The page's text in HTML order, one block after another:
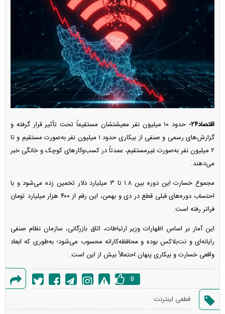
اقتصاد۲۴-
حدود ۱۰ میلیون نفر معیشتشان مستقیماً تحت تأثیر قرار گرفته و
گزارش‌های رسمی و صنفی از بیکاری حدود ۱ میلیون نفر به‌صورت مستقیم و تا
۲ میلیون نفر به‌صورت غیرمستقیم، عمدتاً در کسب‌وکار‌های کوچک و خانگی خبر
می‌دهند.
مجموع خسارت این دوره بین ۱.۸ تا ۳ میلیارد دلار تخمین زده می‌شود و با
احتساب دوره‌های قبلی قطع در دی و بهمن، این رقم از ۴۰۰ هزار میلیارد تومان
فراتر رفته است.
این آمار بر اساس اظهارات وزیر ارتباطات، اتاق بازرگانی، سازمان نظام صنفی
رایانه‌ای و نت‌بلاکس بوده و محافظه‌کارانه محسوب می‌شود؛ به‌طوری که ابعاد
واقعی خسارت و بیکاری پنهان احتمالاً بیش از این است.
خطا
0
قطعی اینترنت